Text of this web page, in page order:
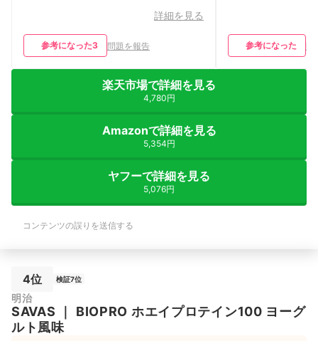
詳細を見る
参考になった3 問題を報告 参考になった
楽天市場で詳細を見る
4,780円
Amazonで詳細を見る
5,354円
ヤフーで詳細を見る
5,076円
コンテンツの誤りを送信する
4位 検証7位
明治
SAVAS ｜ BIOPRO ホエイプロテイン100 ヨーグ
ルト風味